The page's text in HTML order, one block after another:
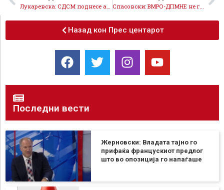
Назад кон Прес центарот
Последни вести
Жерновски: Владата тајно го
прифаќа францускиот предлог
што во опозиција го напаѓаше